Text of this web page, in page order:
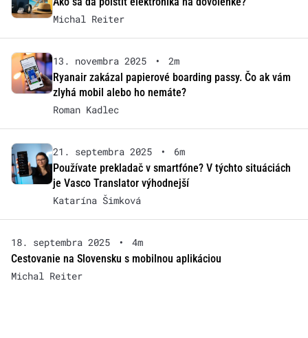
Michal Reiter
13. novembra 2025 •
2m
Ryanair zakázal papierové boarding passy. Čo ak vám
zlyhá mobil alebo ho nemáte?
Roman Kadlec
21. septembra 2025 •
6m
Používate prekladač v smartfóne? V týchto situáciách
je Vasco Translator výhodnejší
Katarína Šimková
18. septembra 2025 •
4m
Cestovanie na Slovensku s mobilnou aplikáciou
Michal Reiter